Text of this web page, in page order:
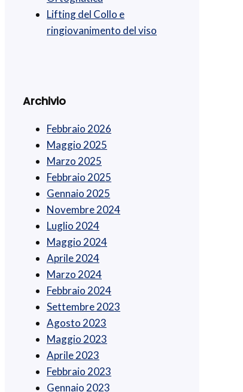
Lifting del Collo e
ringiovanimento del viso
Archivio
Febbraio 2026
Maggio 2025
Marzo 2025
Febbraio 2025
Gennaio 2025
Novembre 2024
Luglio 2024
Maggio 2024
Aprile 2024
Marzo 2024
Febbraio 2024
Settembre 2023
Agosto 2023
Maggio 2023
Aprile 2023
Febbraio 2023
Gennaio 2023